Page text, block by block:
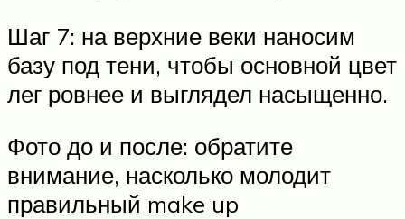
Шаг 7: на верхние веки наносим
базу под тени, чтобы основной цвет
лег ровнее и выглядел насыщенно.
Фото до и после: обратите
внимание, насколько молодит
правильный make up